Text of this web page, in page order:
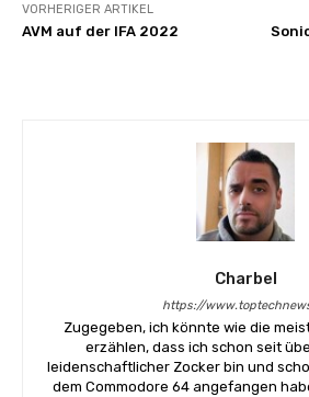
VORHERIGER ARTIKEL
AVM auf der IFA 2022
Charbel
https://
Zugegeben, ich könnte wie die
erzählen, dass ich schon seit
leidenschaftlicher Zocker bin und
dem Commodore 64 angefangen